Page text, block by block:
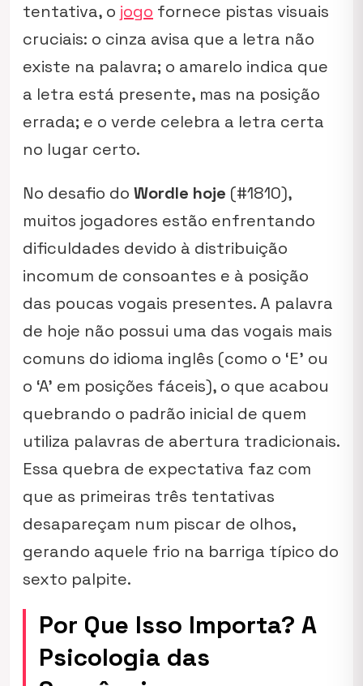
tentativa, o jogo fornece pistas visuais
cruciais: o cinza avisa que a letra não
existe na palavra; o amarelo indica que
a letra está presente, mas na posição
errada; e o verde celebra a letra certa
no lugar certo.
No desafio do Wordle hoje (#1810),
muitos jogadores estão enfrentando
dificuldades devido à distribuição
incomum de consoantes e à posição
das poucas vogais presentes. A palavra
de hoje não possui uma das vogais mais
comuns do idioma inglês (como o ‘E’ ou
o ‘A’ em posições fáceis), o que acabou
quebrando o padrão inicial de quem
utiliza palavras de abertura tradicionais.
Essa quebra de expectativa faz com
que as primeiras três tentativas
desapareçam num piscar de olhos,
gerando aquele frio na barriga típico do
sexto palpite.
Por Que Isso Importa? A
Psicologia das